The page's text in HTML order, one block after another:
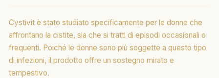
Cystivit è stato studiato specificamente per le donne che
affrontano la cistite, sia che si tratti di episodi occasionali o
frequenti. Poiché le donne sono più soggette a questo tipo
di infezioni, il prodotto offre un sostegno mirato e
tempestivo.